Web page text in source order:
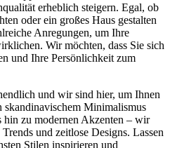
erheblich steigern. Egal, ob
oder ein großes Haus gestalten
Anregungen, um Ihre
Wir möchten, dass Sie sich
und Ihre Persönlichkeit zum
und wir sind hier, um Ihnen
skandinavischem Minimalismus
zu modernen Akzenten – wir
und zeitlose Designs. Lassen
Stilen inspirieren und